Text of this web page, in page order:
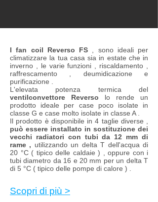
I fan coil Reverso FS
, sono ideali per
climatizzare la tua casa sia in estate che in
inverno , le varie funzioni , riscaldamento ,
raffrescamento , deumidicazione e
purificazione .
L'elevata potenza termica del
ventilconvettore Reverso lo rende un
prodotto ideale per case poco isolate in
classe G e case molto isolate in classe A .
Il prodotto è disponibile in 4 taglie diverse ,
può essere installato in sostituzione dei
vecchi radiatori con tubi da 12 mm di
rame , utilizzando un delta T dell'acqua di
20 °C ( tipico delle caldaie ) , oppure con i
tubi diametro da 16 e 20 mm per un delta T
di 5 °C ( tipico delle pompe di calore ) .
Scopri di più >